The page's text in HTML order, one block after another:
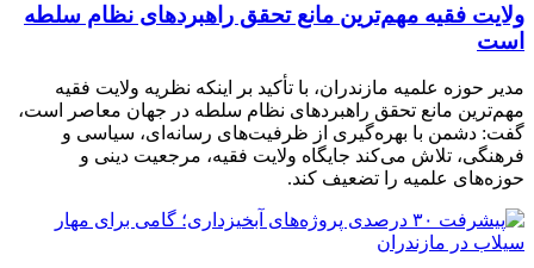
ولایت فقیه مهم‌ترین مانع تحقق راهبردهای نظام سلطه
است
مدیر حوزه علمیه مازندران، با تأکید بر اینکه نظریه ولایت فقیه
مهم‌ترین مانع تحقق راهبردهای نظام سلطه در جهان معاصر است،
گفت: دشمن با بهره‌گیری از ظرفیت‌های رسانه‌ای، سیاسی و
فرهنگی، تلاش می‌کند جایگاه ولایت فقیه، مرجعیت دینی و
حوزه‌های علمیه را تضعیف کند.